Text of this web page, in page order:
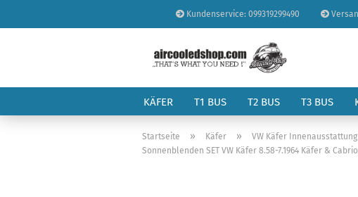
Kundenservice: 099319299490
KÄFER T1 BUS T2 BUS T3 BUS
Startseite » Käfer » VW Käfer
Sonnenblenden SET VW Käfer 8.58-7.1964 Käfer &